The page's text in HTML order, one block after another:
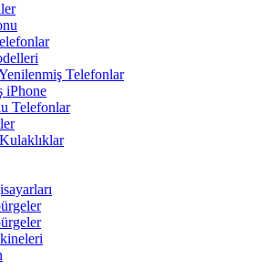
Telefonlar
iPhone
Telefonlar